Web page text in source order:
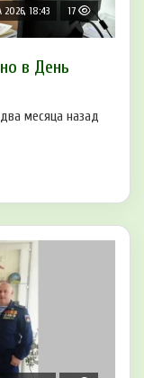
2026, 18:43 17
в День
месяца назад